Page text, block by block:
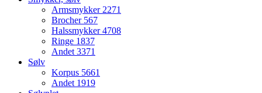
Armsmykker2271
Brocher 567
Halssmykker4708
Ringe 1837
Andet3371
Sølv
Korpus 5661
Andet 1919